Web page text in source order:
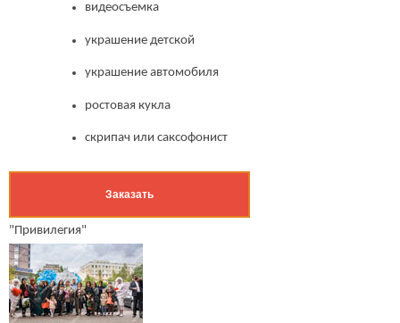
видеосъемка
украшение детской
украшение автомобиля
ростовая кукла
скрипач или саксофонист
Заказать
"Привилегия"